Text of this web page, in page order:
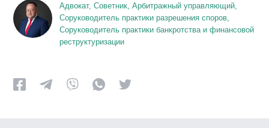
Адвокат, Советник, Арбитражный управляющий,
Соруководитель практики разрешения споров,
Соруководитель практики банкротства и финансовой
реструктуризации